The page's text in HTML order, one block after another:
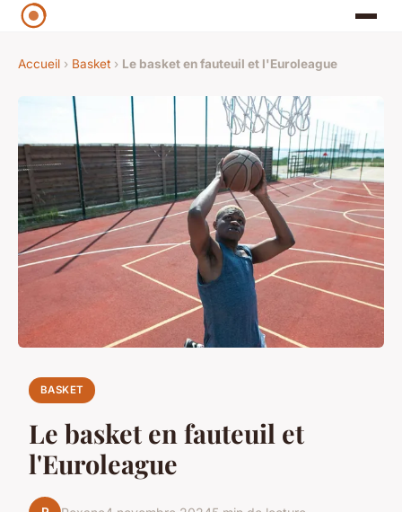
Accueil › Basket › Le basket en fauteuil et l'Euroleague
BASKET
Le basket en fauteuil et
l'Euroleague